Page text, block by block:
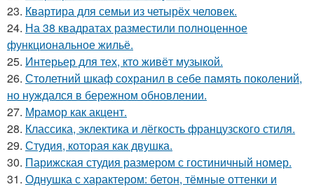
23. Квартира для семьи из четырёх человек.
24. На 38 квадратах разместили полноценное
функциональное жильё.
25. Интерьер для тех, кто живёт музыкой.
26. Столетний шкаф сохранил в себе память поколений,
но нуждался в бережном обновлении.
27. Мрамор как акцент.
28. Классика, эклектика и лёгкость французского стиля.
29. Студия, которая как двушка.
30. Парижская студия размером с гостиничный номер.
31. Однушка с характером: бетон, тёмные оттенки и